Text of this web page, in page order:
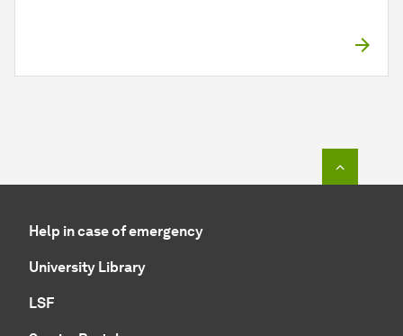
Help in case of emergency
University Library
LSF